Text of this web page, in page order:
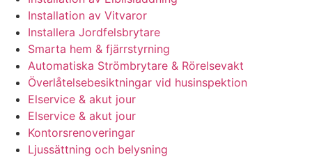
Installation av Vitvaror
Installera Jordfelsbrytare
Smarta hem & fjärrstyrning
Automatiska Strömbrytare & Rörelsevakt
Överlåtelsebesiktningar vid husinspektion
Elservice & akut jour
Elservice & akut jour
Kontorsrenoveringar
Ljussättning och belysning